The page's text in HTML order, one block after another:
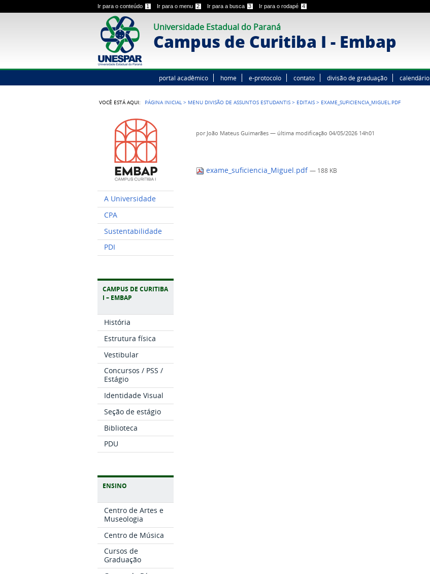
Ir para o conteúdo 1 Ir para o menu 2 Ir para a busca 3 Ir para o rodapé 4
Universidade Estadual do Paraná
Campus de Curitiba I - Embap
portal acadêmico home e-protocolo contato divisão de graduação calendário
VOCÊ ESTÁ AQUI: PÁGINA INICIAL > MENU DIVISÃO DE ASSUNTOS ESTUDANTIS > EDITAIS > EXAME_SUFICIENCIA_MIGUEL.PDF
A Universidade
CPA
Sustentabilidade
PDI
CAMPUS DE CURITIBA
I – EMBAP
História
Estrutura física
Vestibular
Concursos / PSS /
Estágio
Identidade Visual
Seção de estágio
Biblioteca
PDU
ENSINO
Centro de Artes e
Museologia
Centro de Música
Cursos de
Graduação
por João Mateus Guimarães — última modificação 04/05/2026 14h01
exame_suficiencia_Miguel.pdf— 188 KB